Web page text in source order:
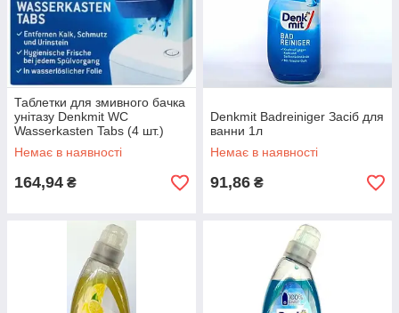
Таблетки для змивного бачка
унітазу Denkmit WC
Wasserkasten Tabs (4 шт.)
Немає в наявності
164,94 ₴
Denkmit Badreiniger Засіб для
ванни 1л
Немає в наявності
91,86 ₴